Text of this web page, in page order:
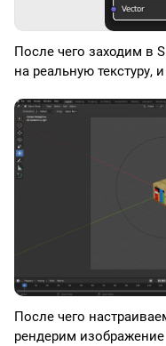
После чего заходим в
на реальную текстуру,
После чего
рендерим изображение